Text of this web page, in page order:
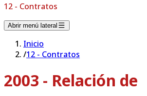
12 - Contratos
Abrir menú lateral
Inicio
/12 - Contratos
2003 - Relación de